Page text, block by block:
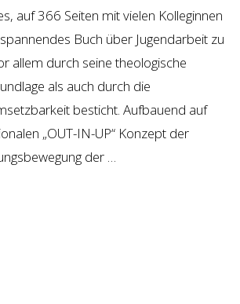
auf 366 Seiten mit vielen Kolleginnen
Buch über Jugendarbeit zu
allem durch seine theologische
als auch durch die
besticht. Aufbauend auf
„OUT-IN-UP“ Konzept der
der …